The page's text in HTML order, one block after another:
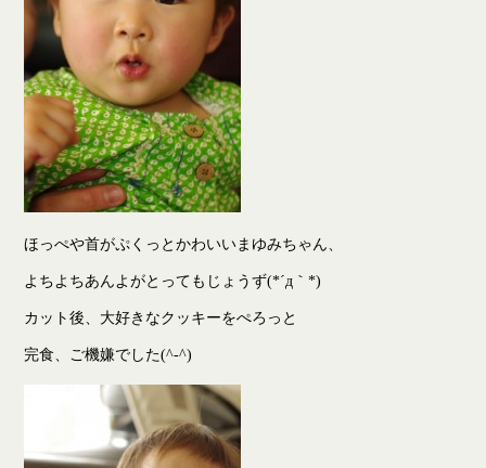
ほっぺや首がぷくっとかわいいまゆみちゃん、
よちよちあんよがとってもじょうず(*´д｀*)
カット後、大好きなクッキーをぺろっと
完食、ご機嫌でした(^-^)